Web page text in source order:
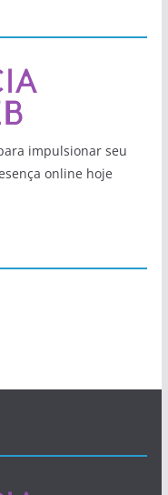
impulsionar seu
online hoje